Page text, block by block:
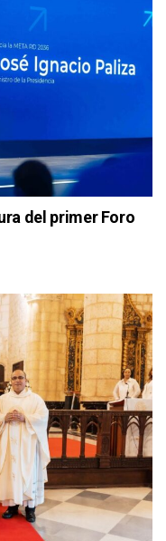
del primer Foro